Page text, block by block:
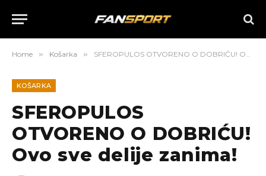
Home » Košarka » SFEROPULOS OTVORENO O DOBRIĆU! Ovo sve delije zanima!
KOŠARKA
SFEROPULOS
OTVORENO O DOBRIĆU!
Ovo sve delije zanima!